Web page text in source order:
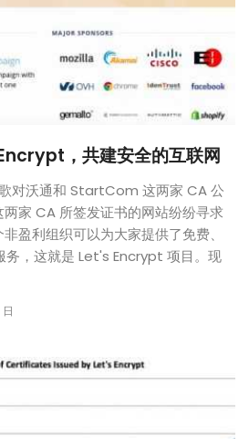
，共建安全的互联网
对沃通和 StartCom 这两家 CA 公
家 CA 所签发证书的网站纷纷寻求
盈利组织可以为大家提供了免费、
务，这就是 Let's Encrypt 项目。现